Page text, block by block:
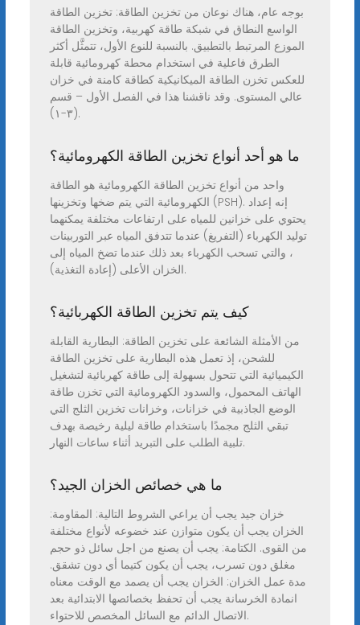
بوجه عام، هناك نوعان من تخزين الطاقة: تخزين الطاقة
الواسع النطاق في شبكة طاقة كهربية، وتخزين الطاقة
الموزع المرتبط بالتطبيق. بالنسبة للنوع الأول، تتمثَّل أكثر
الطرق فاعلية في استخدام محطة كهرومائية قابلة
للعكس تخزن الطاقة الميكانيكية كطاقة كامنة في خزان
عالي المستوى. وقد ناقشنا هذا في الفصل الأول – قسم
(٣-١).
ما هو أحد أنواع تخزين الطاقة الكهرومائية؟
واحد من أنواع تخزين الطاقة الكهرومائية هو الطاقة
الكهرومائية التي يتم ضخها وتخزينها (PSH). إنه إعداد
يحتوي على خزانين للمياه على ارتفاعات مختلفة يمكنهما
توليد الكهرباء (التفريغ) عندما تتدفق المياه عبر التوربينات
، والتي تسحب الكهرباء بعد ذلك عندما تضخ المياه إلى
الخزان الأعلى (إعادة التغذية).
كيف يتم تخزين الطاقة الكهربائية؟
من الأمثلة الشائعة على تخزين الطاقة: البطارية القابلة
للشحن، إذ تعمل هذه البطارية على تخزين الطاقة
الكيميائية التي تتحول بسهولة إلى طاقة كهربائية لتشغيل
الهاتف المحمول، والسدود الكهرومائية التي تخزن طاقة
الوضع الجاذبية في خزانات، وخزانات تخزين الثلج التي
تبقي الثلج مجمدًا باستخدام طاقة ليلية رخيصة بهدف
تلبية الطلب على التبريد أثناء ساعات النهار.
ما هي خصائص الخزان الجيد؟
خزان جيد يجب أن يراعي الشروط التالية: المقاومة:
الخزان يجب أن يكون متوازن عند خضوعه لأنواع مختلفة
من القوى. الكتامة: يجب أن يصنع من اجل سائل ذو حجم
مغلق دون تسرب، يجب أن يكون كتيما أي دون تشقق.
مدة عمل الخزان: الخزان يجب أن يصمد مع الوقت معناه
انمادة الخرسانة يجب أن تحفظ بخصائصها الابتدائية بعد
الاتصال الدائم مع السائل المخصص للاحتواء.